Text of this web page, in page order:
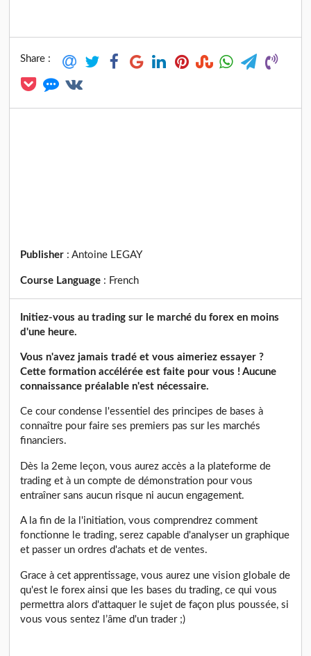
Share :
Publisher :Antoine LEGAY
Course Language : French
Initiez-vous au trading sur le marché du forex en moins
d'une heure.
Vous n'avez jamais tradé et vous aimeriez essayer ?
Cette formation accélérée est faite pour vous ! Aucune
connaissance préalable n'est nécessaire.
Ce cour condense l'essentiel des principes de bases à
connaître pour faire ses premiers pas sur les marchés
financiers.
Dès la 2eme leçon, vous aurez accès a la plateforme de
trading et à un compte de démonstration pour vous
entraîner sans aucun risque ni aucun engagement.
A la fin de la l'initiation, vous comprendrez comment
fonctionne le trading, serez capable d'analyser un graphique
et passer un ordres d'achats et de ventes.
Grace à cet apprentissage, vous aurez une vision globale de
qu'est le forex ainsi que les bases du trading, ce qui vous
permettra alors d'attaquer le sujet de façon plus poussée, si
vous vous sentez l’âme d'un trader ;)